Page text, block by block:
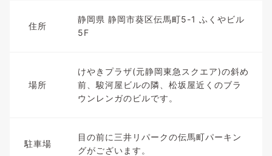
住所
静岡県 静岡市葵区伝馬町5-1 ふくやビル
5F
場所
けやきプラザ(元静岡東急スクエア)の斜め
前、駿河屋ビルの隣、松坂屋近くのブラ
ウンレンガのビルです。
駐車場
目の前に三井リパークの伝馬町パーキン
グがございます。